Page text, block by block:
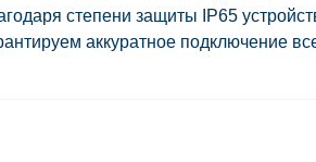
степени защиты IP65
аккуратное подключение